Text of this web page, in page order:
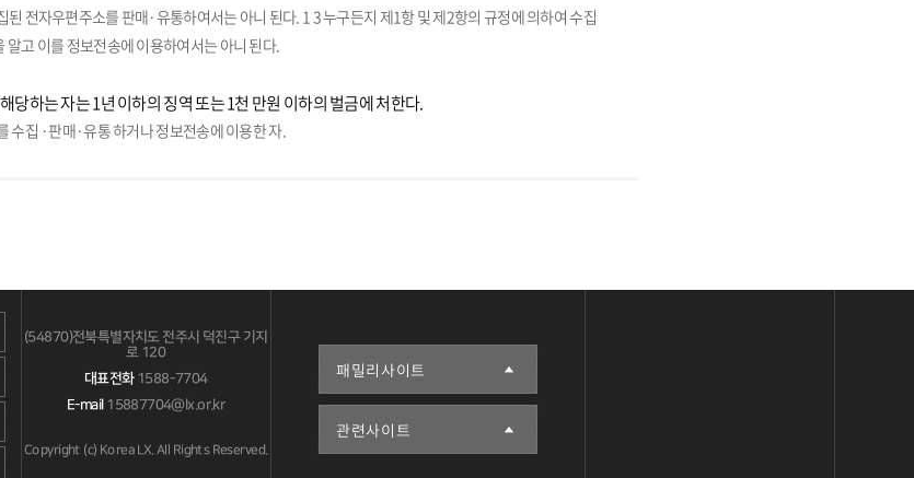
전자우편주소를 판매·유통하여서는 아니 된다. 1 3 누구든지 제1항 및 제2항의 규정에 의하여 수집
고 이를 정보전송에 이용하여서는 아니 된다.
당하는 자는 1년 이하의 징역 또는 1천 만원 이하의 벌금에 처한다.
집 ·판매·유통 하거나 정보전송에 이용한 자.
(54870)전북특별자치도 전주시 덕진구 기지
로 120
대표전화1588-7704
E-mail 15887704@lx.or.kr
Copyright (c) Korea LX. All Rights Reserved.